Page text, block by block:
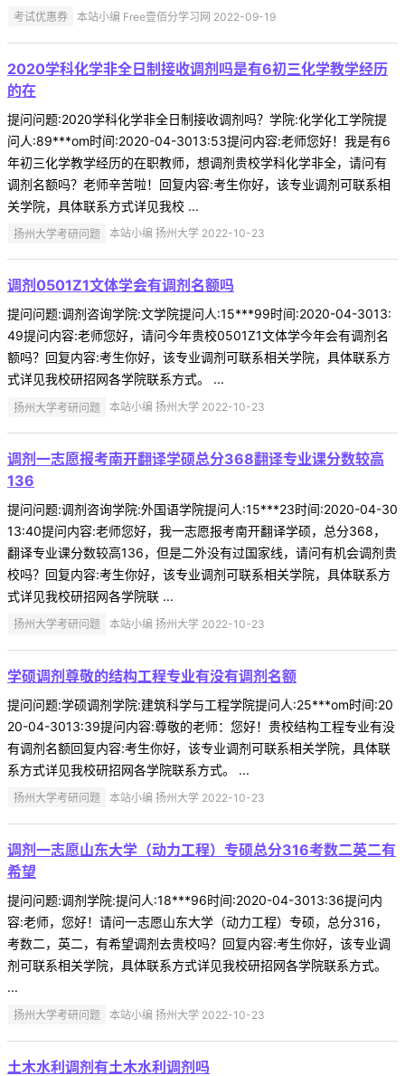
考试优惠券 本站小编 Free壹佰分学习网 2022-09-19
2020学科化学非全日制接收调剂吗是有6初三化学教学经历
的在
提问问题:2020学科化学非全日制接收调剂吗？学院:化学化工学院提
问人:89***om时间:2020-04-3013:53提问内容:老师您好！我是有6
年初三化学教学经历的在职教师，想调剂贵校学科化学非全，请问有
调剂名额吗？老师辛苦啦！回复内容:考生你好，该专业调剂可联系相
关学院，具体联系方式详见我校 ...
扬州大学考研问题 本站小编 扬州大学 2022-10-23
调剂0501Z1文体学会有调剂名额吗
提问问题:调剂咨询学院:文学院提问人:15***99时间:2020-04-3013:
49提问内容:老师您好，请问今年贵校0501Z1文体学今年会有调剂名
额吗？回复内容:考生你好，该专业调剂可联系相关学院，具体联系方
式详见我校研招网各学院联系方式。 ...
扬州大学考研问题 本站小编 扬州大学 2022-10-23
调剂一志愿报考南开翻译学硕总分368翻译专业课分数较高
136
提问问题:调剂咨询学院:外国语学院提问人:15***23时间:2020-04-30
13:40提问内容:老师您好，我一志愿报考南开翻译学硕，总分368，
翻译专业课分数较高136，但是二外没有过国家线，请问有机会调剂贵
校吗？回复内容:考生你好，该专业调剂可联系相关学院，具体联系方
式详见我校研招网各学院联 ...
扬州大学考研问题 本站小编 扬州大学 2022-10-23
学硕调剂尊敬的结构工程专业有没有调剂名额
提问问题:学硕调剂学院:建筑科学与工程学院提问人:25***om时间:20
20-04-3013:39提问内容:尊敬的老师：您好！贵校结构工程专业有没
有调剂名额回复内容:考生你好，该专业调剂可联系相关学院，具体联
系方式详见我校研招网各学院联系方式。 ...
扬州大学考研问题 本站小编 扬州大学 2022-10-23
调剂一志愿山东大学（动力工程）专硕总分316考数二英二有
希望
提问问题:调剂学院:提问人:18***96时间:2020-04-3013:36提问内
容:老师，您好！请问一志愿山东大学（动力工程）专硕，总分316，
考数二，英二，有希望调剂去贵校吗？回复内容:考生你好，该专业调
剂可联系相关学院，具体联系方式详见我校研招网各学院联系方式。
...
扬州大学考研问题 本站小编 扬州大学 2022-10-23
土木水利调剂有土木水利调剂吗